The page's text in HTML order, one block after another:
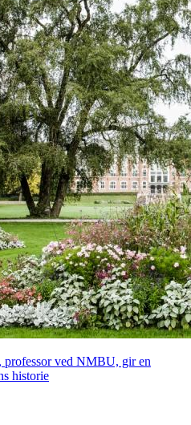
professor ved NMBU, gir en
historie